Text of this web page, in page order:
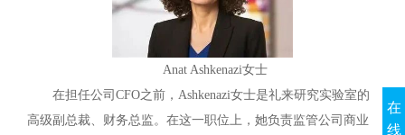
Anat Ashkenazi女士
在担任公司CFO之前，Ashkenazi女士是礼来研究实验室的
高级副总裁、财务总监。在这一职位上，她负责监管公司商业
在
线